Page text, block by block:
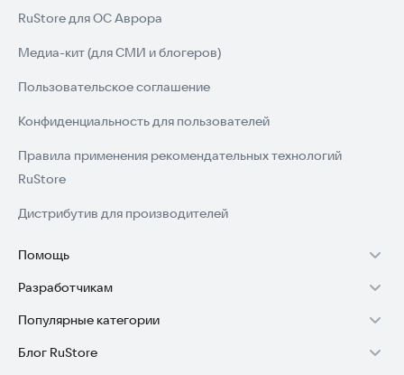
RuStore для ОС Аврора
Медиа-кит (для СМИ и блогеров)
Пользовательское соглашение
Конфиденциальность для пользователей
Правила применения рекомендательных технологий
RuStore
Дистрибутив для производителей
Помощь
Установка RuStore на TV
Установка RuStore на телефон
Установка RuStore в машину
Разработчикам
Зарабатывать с RuStore
Стать разработчиком
Популярные категории
Игры для Android
Блог RuStore